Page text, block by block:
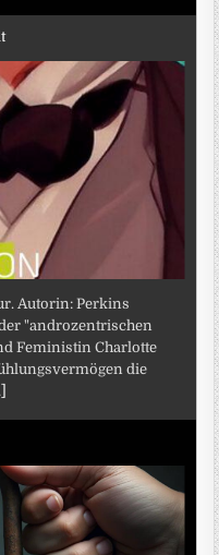
Autorin: Perkins
"androzentrischen
Feministin Charlotte
die